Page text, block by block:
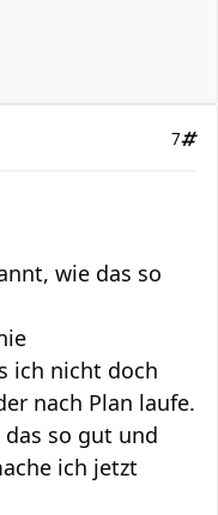
7
wie das so
ich nicht doch
nach Plan laufe.
so gut und
ich jetzt